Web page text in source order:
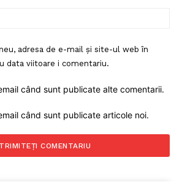
adresa de e-mail și site-ul web în
data viitoare i comentariu.
când sunt publicate alte comentarii.
când sunt publicate articole noi.